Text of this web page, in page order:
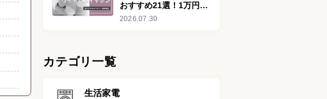
おすすめ21選！1万円以
下を中心に紹介
2026.07.30
カテゴリ一覧
生活家電